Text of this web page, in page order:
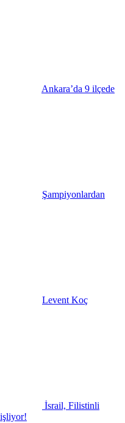
Ankara’da 9 ilçede
Şampiyonlardan
Levent Koç
İsrail, Filistinli
işliyor!